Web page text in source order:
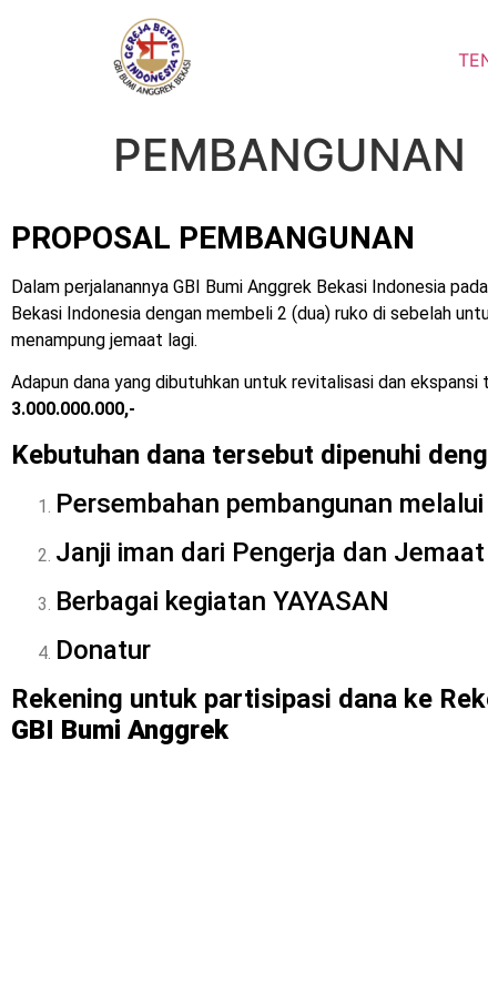
PEMBANGUNAN
PROPOSAL PEMBANGUNAN
Dalam perjalanannya GBI Bumi Anggrek Bekasi Indonesia
Bekasi Indonesia dengan membeli 2 (dua) ruko di sebelah
menampung jemaat lagi.
Adapun dana yang dibutuhkan untuk revitalisasi dan ekspansi
3.000.000.000,-
Kebutuhan dana tersebut dipenuhi
Persembahan pembangunan
Janji iman dari Pengerja dan
Berbagai kegiatan YAYASAN
Donatur
Rekening untuk partisipasi dana ke
GBI Bumi Anggrek